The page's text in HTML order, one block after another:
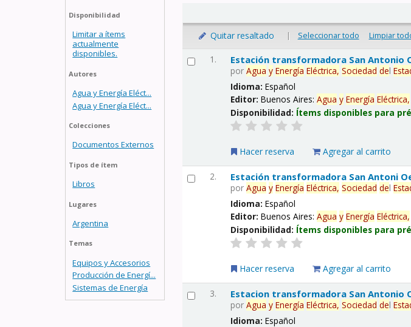
Disponibilidad
Limitar a ítems
actualmente
disponibles.
Autores
Agua y Energía Eléct...
Agua y Energía Eléct...
Colecciones
Documentos Externos
Tipos de ítem
Libros
Lugares
Argentina
Temas
Equipos y Accesorios
Producción de Energí...
Sistemas de Energía
Quitar resaltado | Seleccionar todo Limpiar
1. Estación transformadora San Antonio
porAgua y Energía Eléctrica, Sociedad del
Idioma:Español
Editor:Buenos Aires:Agua y Energía Eléctrica,
Disponibilidad: Ítems disponibles para
Hacer reserva Agregar al carrito
2. Estación transformadora San Antoni
porAgua y Energía Eléctrica, Sociedad del
Idioma:Español
Editor:Buenos Aires:Agua y Energía Eléctrica,
Disponibilidad: Ítems disponibles para
Hacer reserva Agregar al carrito
3. Estacion transformadora San Antonio
porAgua y Energía Eléctrica, Sociedad del
Idioma:Español